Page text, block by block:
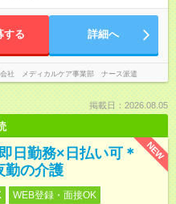
する 詳細へ
会社 メディカルケア事業部 ナース派遣
掲載日：2026.08.05
NEW
日勤務×日払い可＊
勤の介護
WEB登録・面接OK